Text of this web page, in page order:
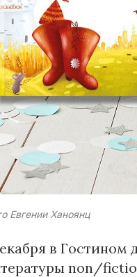
Евгении Ханоянц
в Гостином
non/